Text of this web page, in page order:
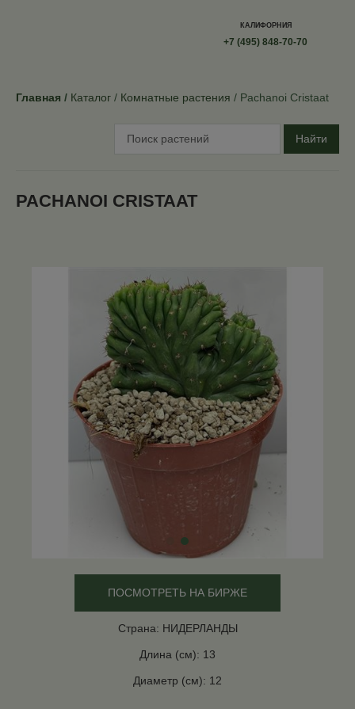
КАЛИФОРНИЯ
+7 (495) 848-70-70
Главная Каталог Комнатные растения Pachanoi Cristaat
Найти
PACHANOI CRISTAAT
ПОСМОТРЕТЬ НА БИРЖЕ
Страна: НИДЕРЛАНДЫ
Длина (см): 13
Диаметр (см): 12